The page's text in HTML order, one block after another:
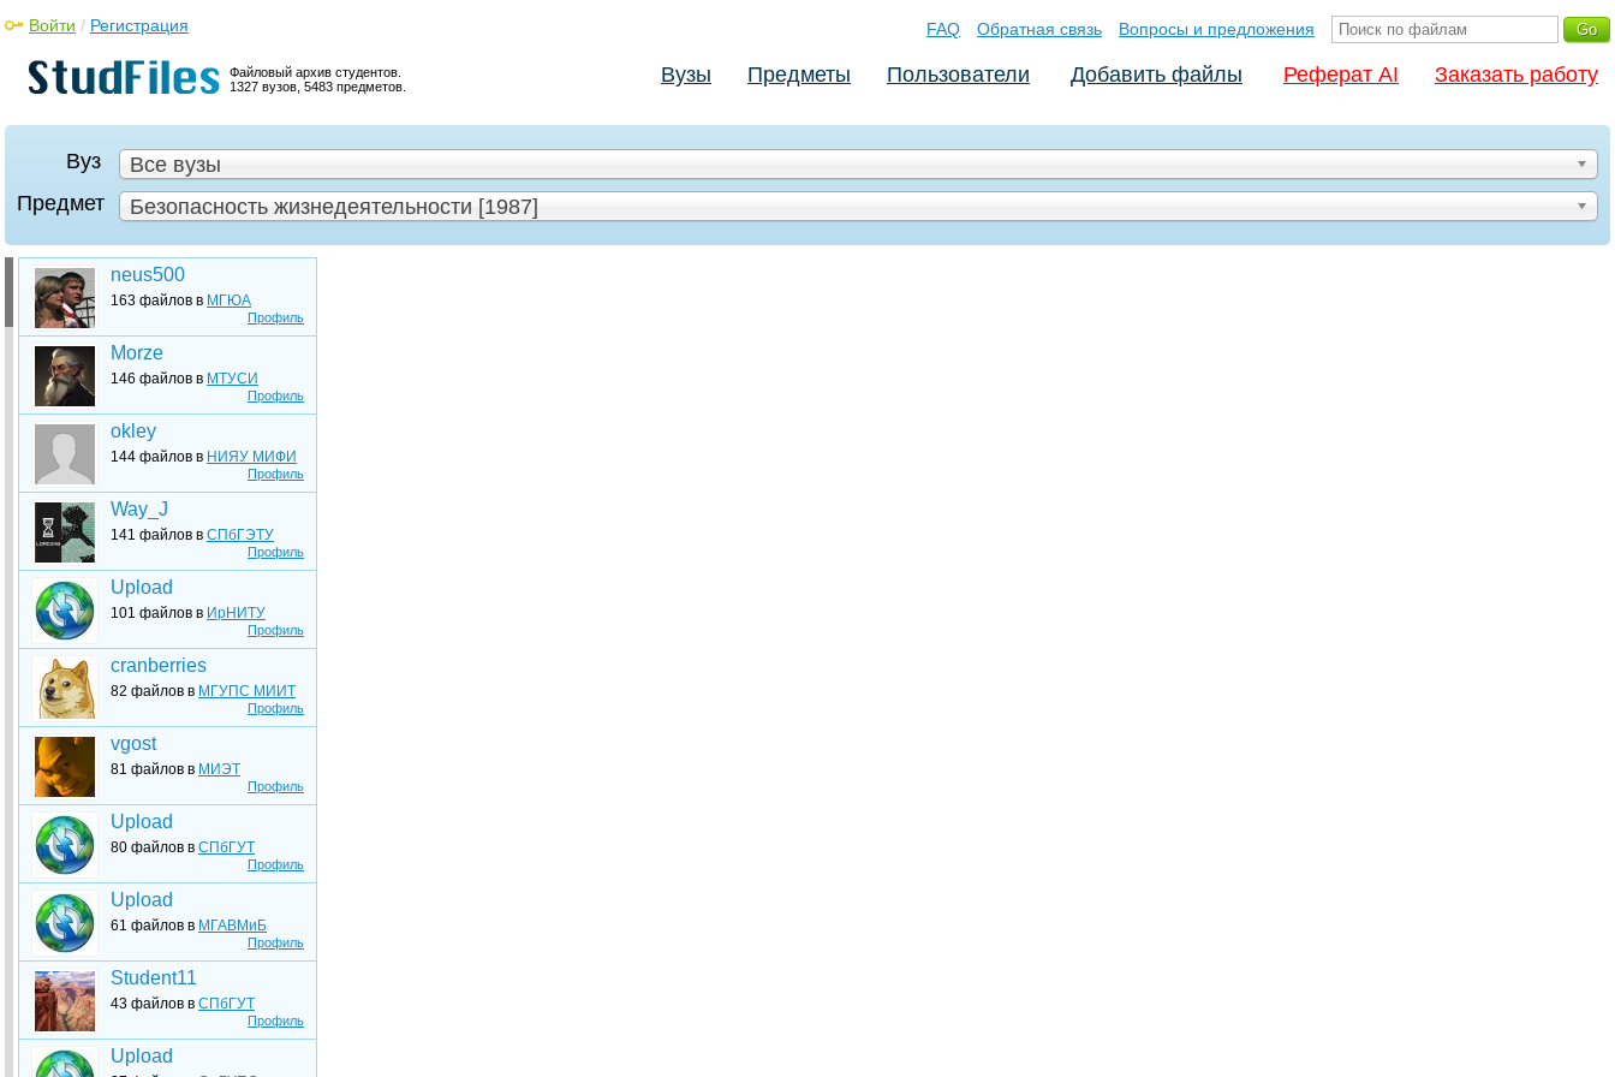
Файловый архив студентов.
1327 вузов, 5483 предметов.
Войти / Регистрация FAQ Обратная связь Вопросы и предложения
Вузы Предметы Пользователи Добавить файлы Реферат AI Заказать работу
Вуз
Все вузы
Предмет
Безопасность жизнедеятельности [1987]
Профиль
neus500
163 файлов в МГЮА
Профиль
Morze
146 файлов в МТУСИ
Профиль
okley
144 файлов в НИЯУ МИФИ
Профиль
Way_J
141 файлов в СПбГЭТУ
Профиль
Upload
101 файлов в ИрНИТУ
Профиль
cranberries
82 файлов в МГУПС МИИТ
Профиль
vgost
81 файлов в МИЭТ
Профиль
Upload
80 файлов в СПбГУТ
Профиль
Upload
61 файлов в МГАВМиБ
Профиль
Student11
43 файлов в СПбГУТ
Upload